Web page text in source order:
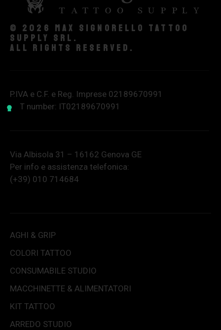
© 2026 Max Signorello Tattoo
supply srl.
All rights reserved.
P.IVA e C.F. e Reg. Imprese 02189670991
VAT number: IT02189670991
Via Albisola 31 – 16162 Genova GE
Per info e assistenza telefonica:
(+39) 010 714684
AGHI & GRIP
COLORI TATTOO
CONSUMABILE STUDIO
MACCHINETTE & ALIMENTATORI
KIT TATTOO
ARREDO STUDIO